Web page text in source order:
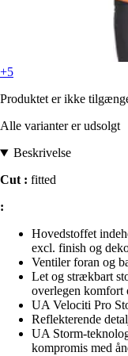
+5
Produktet er ikke
Alle varianter er udsolgt
Beskrivelse
Cut : fitted
:
Hovedstoffet
excl. finish og
Ventiler foran og
Let og strækbart
overlegen komfort
UA Velociti Pro
Reflekterende
UA Storm-
kompromis med